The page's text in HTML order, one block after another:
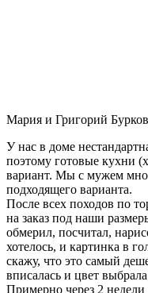
Мария и Григорий
У нас в доме
поэтому готовые кухни
вариант. Мы с мужем
подходящего варианта.
После всех походов по
на заказ под наши
обмерил, посчитал,
хотелось, и картинка в
скажу, что это самый
вписалась и цвет
Примерно через 2